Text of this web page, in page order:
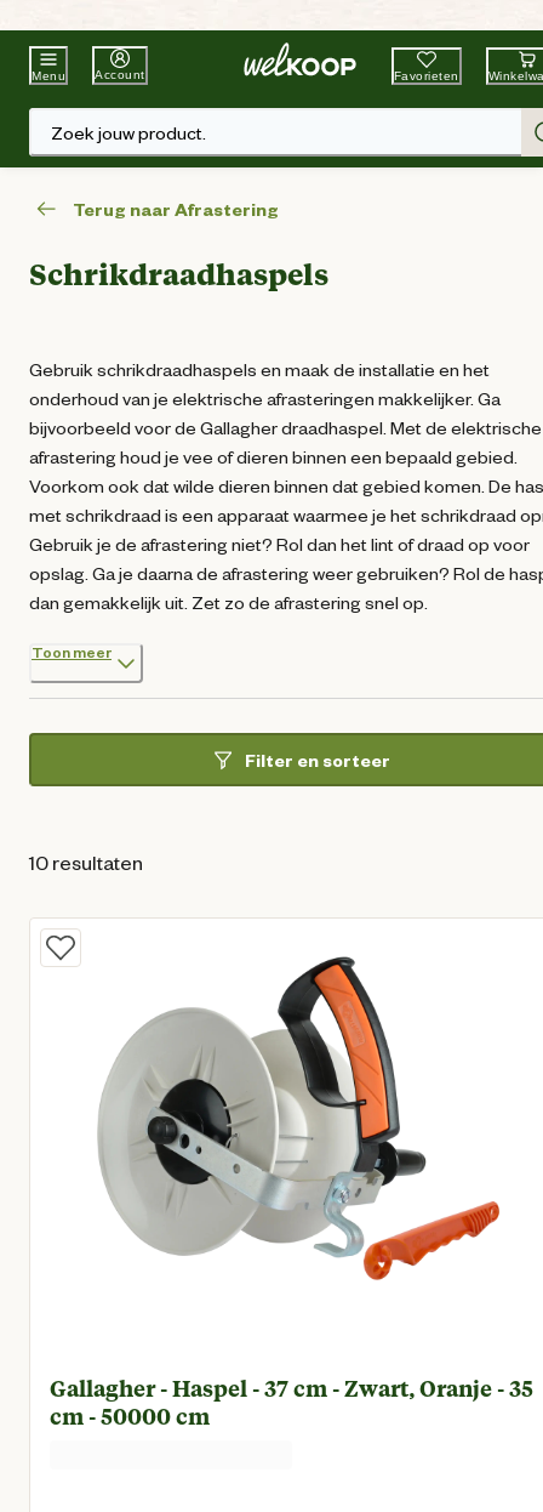
Beste WinkelketenTuin & Dier
Menu Account Favorieten
Zoek jouw product.
Terug naar Afrastering
Schrikdraadhaspels
Gebruik schrikdraadhaspels en maak de installatie en het
onderhoud van je elektrische afrasteringen makkelijker. Ga
bijvoorbeeld voor de Gallagher draadhaspel. Met de elektrische
afrastering houd je vee of dieren binnen een bepaald gebied.
Voorkom ook dat wilde dieren binnen dat gebied komen. De
met schrikdraad is een apparaat waarmee je het schrikdraad
Gebruik je de afrastering niet? Rol dan het lint of draad op voor
opslag. Ga je daarna de afrastering weer gebruiken? Rol de
dan gemakkelijk uit. Zet zo de afrastering snel op.
Toon meer
Filter en sorteer
10 resultaten
Gallagher - Haspel - 37 cm - Zwart, Oranje - 35
cm - 50000 cm